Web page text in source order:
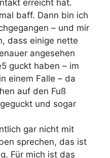
erreicht hat.
baff. Dann bin ich
– und mir
dass einige nette
angesehen
guckt haben – im
einem Falle – da
auf den Fuß
und sogar
gar nicht mit
sprechen, das ist
Für mich ist das